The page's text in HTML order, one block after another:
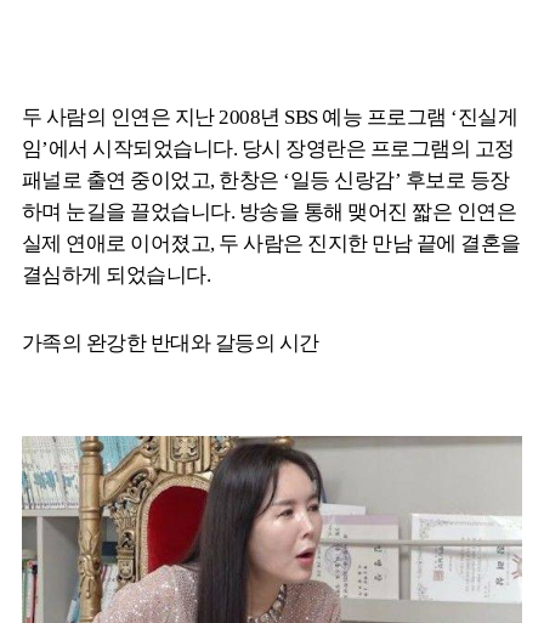
두 사람의 인연은 지난 2008년 SBS 예능 프로그램 ‘진실게
임’에서 시작되었습니다. 당시 장영란은 프로그램의 고정
패널로 출연 중이었고, 한창은 ‘일등 신랑감’ 후보로 등장
하며 눈길을 끌었습니다. 방송을 통해 맺어진 짧은 인연은
실제 연애로 이어졌고, 두 사람은 진지한 만남 끝에 결혼을
결심하게 되었습니다.
가족의 완강한 반대와 갈등의 시간